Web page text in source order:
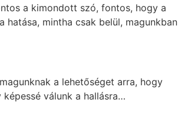
a kimondott szó, fontos, hogy a
hatása, mintha csak belül, magunkban
a lehetőséget arra, hogy
válunk a hallásra…